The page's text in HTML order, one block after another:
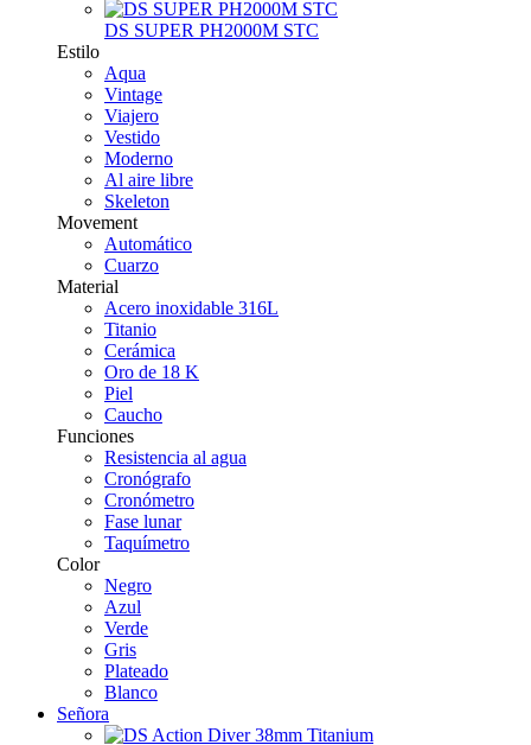
DS SUPER PH2000M STC
Estilo
Aqua
Vintage
Viajero
Vestido
Moderno
Al aire libre
Skeleton
Movement
Automático
Cuarzo
Material
Acero inoxidable 316L
Titanio
Cerámica
Oro de 18 K
Piel
Caucho
Funciones
Resistencia al agua
Cronógrafo
Cronómetro
Fase lunar
Taquímetro
Color
Negro
Azul
Verde
Gris
Plateado
Blanco
Señora